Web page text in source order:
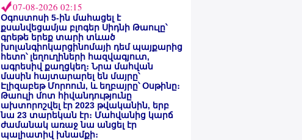
07-08-2026 02:15
Օգոստոսի 5-ին մահացել է
քսանվեցամյա բլոգեր Սիդնի Թաուլը՝
գրեթե երեք տարի տևած
խոլանգիոկարցինոմայի դեմ պայքարից
հետո՝ լեղուղիների հազվագյուտ,
ագրեսիվ քաղցկեղ։ Նրա մահվան
մասին հայտարարել են մայրը՝
Էլիզաբեթ Մորոուն, և եղբայրը՝ Օսթինը։
Թաուլի մոտ հիվանդությունը
ախտորոշվել էր 2023 թվականին, երբ
նա 23 տարեկան էր։ Մահվանից կարճ
ժամանակ առաջ նա անցել էր
պալիատիվ խնամքի։